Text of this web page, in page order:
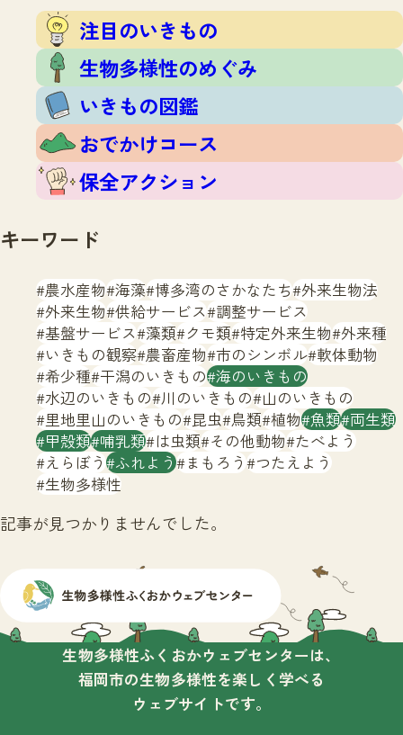
おでかけコース
保全アクション
調査レポートTOP
調査結果
ふくおかいきものマップ
マッチング
マッチングTOP
掲載申し込みフォーム
お問合せ
生物多様性ふくおかウェブセンターとは
サイトマップ
注目のいきもの
生物多様性のめぐみ
いきもの図鑑
おでかけコース
保全アクション
キーワード
農水産物 海藻 博多湾のさかなたち 外来生物法
外来生物 供給サービス 調整サービス
基盤サービス 藻類 クモ類 特定外来生物 外来種
いきもの観察 農畜産物 市のシンボル 軟体動物
希少種 干潟のいきもの 海のいきもの
水辺のいきもの 川のいきもの 山のいきもの
里地里山のいきもの 昆虫 鳥類 植物 魚類 両生類
甲殻類 哺乳類 は虫類 その他動物 たべよう
えらぼう ふれよう まもろう つたえよう
生物多様性
記事が見つかりませんでした。
生物多様性ふくおかウェブセンターは、
福岡市の生物多様性を楽しく学べる
ウェブサイトです。